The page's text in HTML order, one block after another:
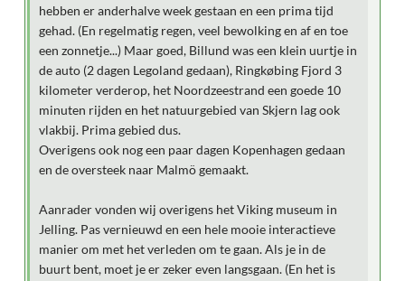
hebben er anderhalve week gestaan en een prima tijd
gehad. (En regelmatig regen, veel bewolking en af en toe
een zonnetje...) Maar goed, Billund was een klein uurtje in
de auto (2 dagen Legoland gedaan), Ringkøbing Fjord 3
kilometer verderop, het Noordzeestrand een goede 10
minuten rijden en het natuurgebied van Skjern lag ook
vlakbij. Prima gebied dus.
Overigens ook nog een paar dagen Kopenhagen gedaan
en de oversteek naar Malmö gemaakt.
Aanrader vonden wij overigens het Viking museum in
Jelling. Pas vernieuwd en een hele mooie interactieve
manier om met het verleden om te gaan. Als je in de
buurt bent, moet je er zeker even langsgaan. (En het is